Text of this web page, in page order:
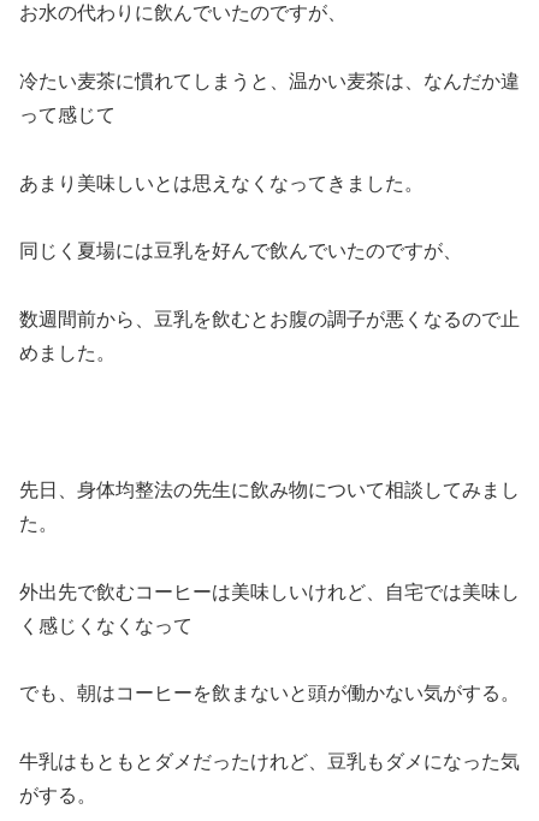
お水の代わりに飲んでいたのですが、
冷たい麦茶に慣れてしまうと、温かい麦茶は、なんだか違
って感じて
あまり美味しいとは思えなくなってきました。
同じく夏場には豆乳を好んで飲んでいたのですが、
数週間前から、豆乳を飲むとお腹の調子が悪くなるので止
めました。
先日、身体均整法の先生に飲み物について相談してみまし
た。
外出先で飲むコーヒーは美味しいけれど、自宅では美味し
く感じくなくなって
でも、朝はコーヒーを飲まないと頭が働かない気がする。
牛乳はもともとダメだったけれど、豆乳もダメになった気
がする。